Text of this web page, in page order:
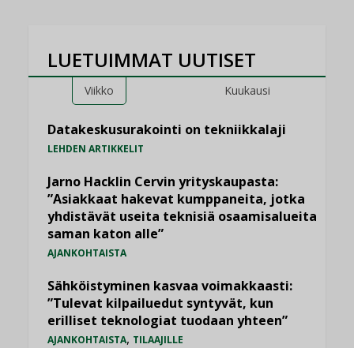
LUETUIMMAT UUTISET
Viikko Kuukausi
Datakeskusurakointi on tekniikkalaji
LEHDEN ARTIKKELIT
Jarno Hacklin Cervin yrityskaupasta:
”Asiakkaat hakevat kumppaneita, jotka
yhdistävät useita teknisiä osaamisalueita
saman katon alle”
AJANKOHTAISTA
Sähköistyminen kasvaa voimakkaasti:
”Tulevat kilpailuedut syntyvät, kun
erilliset teknologiat tuodaan yhteen”
AJANKOHTAISTA, TILAAJILLE